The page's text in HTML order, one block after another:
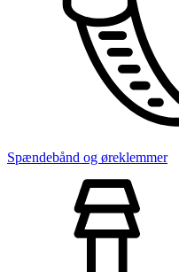
Spændebånd og øreklemmer